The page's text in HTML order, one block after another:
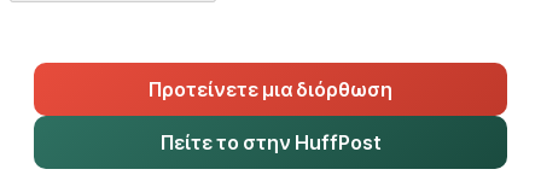
Προτείνετε μια διόρθωση
Πείτε το στην HuffPost